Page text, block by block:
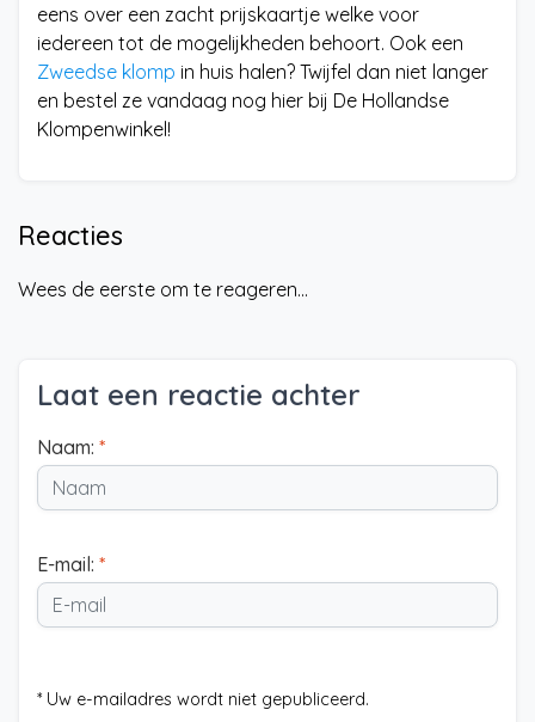
eens over een zacht prijskaartje welke voor
iedereen tot de mogelijkheden behoort. Ook een
Zweedse klomp in huis halen? Twijfel dan niet langer
en bestel ze vandaag nog hier bij De Hollandse
Klompenwinkel!
Reacties
Wees de eerste om te reageren...
Laat een reactie achter
Naam: *
E-mail: *
* Uw e-mailadres wordt niet gepubliceerd.